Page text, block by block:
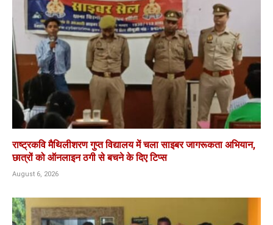
राष्ट्रकवि मैथिलीशरण गुप्त विद्यालय में चला साइबर जागरूकता अभियान,
छात्रों को ऑनलाइन ठगी से बचने के दिए टिप्स
August 6, 2026